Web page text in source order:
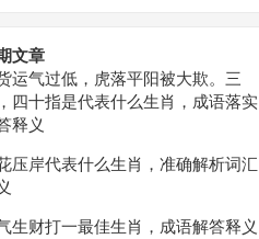
文章
运气过低，虎落平阳被大欺。三
四十指是代表什么生肖，成语落实
释义
压岸代表什么生肖，准确解析词汇
生财打一最佳生肖，成语解答释义